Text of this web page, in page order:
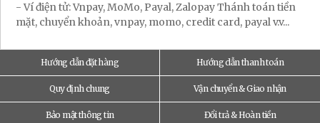
- Ví điện tử: Vnpay, MoMo, Payal, Zalopay Thánh toán tiền
mặt, chuyển khoản, vnpay, momo, credit card, payal v.v...
Hướng dẫn đặt hàng Hướng dẫn thanh toán
Quy định chung Vận chuyển & Giao nhận
Bảo mật thông tin Đổi trả & Hoàn tiền